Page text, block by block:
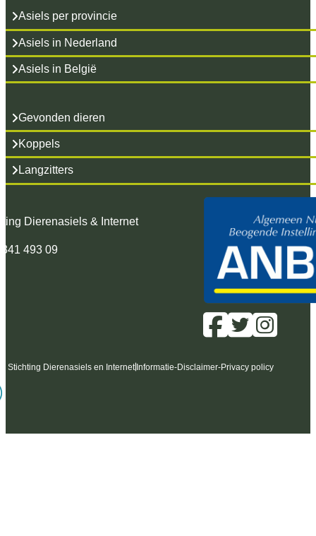
Asiels per provincie
Asiels in Nederland
Asiels in België
Gevonden dieren
Koppels
Langzitters
Dierenasiels & Internet
493 09
Stichting Dierenasiels en Internet Informatie-Disclaimer-Privacy policy